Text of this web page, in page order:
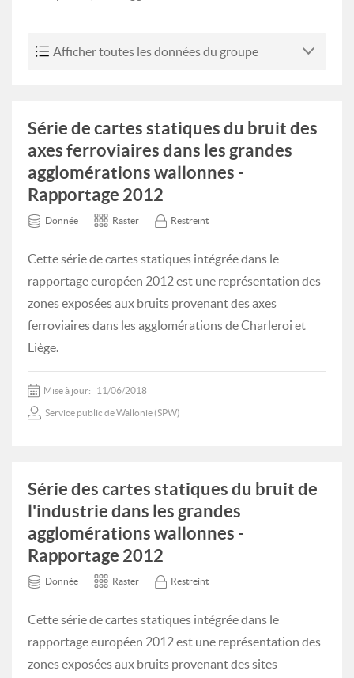
Afficher toutes les données du groupe
Série de cartes statiques du bruit des
axes ferroviaires dans les grandes
agglomérations wallonnes -
Rapportage 2012
Donnée Raster Restreint
Cette série de cartes statiques intégrée dans le
rapportage européen 2012 est une représentation des
zones exposées aux bruits provenant des axes
ferroviaires dans les agglomérations de Charleroi et
Liège.
Mise à jour: 11/06/2018
Service public de Wallonie (SPW)
Série des cartes statiques du bruit de
l'industrie dans les grandes
agglomérations wallonnes -
Rapportage 2012
Donnée Raster Restreint
Cette série de cartes statiques intégrée dans le
rapportage européen 2012 est une représentation des
zones exposées aux bruits provenant des sites